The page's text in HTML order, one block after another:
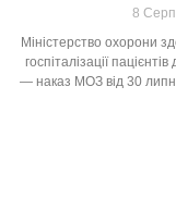
8
Міністерство охорони
госпіталізації
— наказ МОЗ від 30